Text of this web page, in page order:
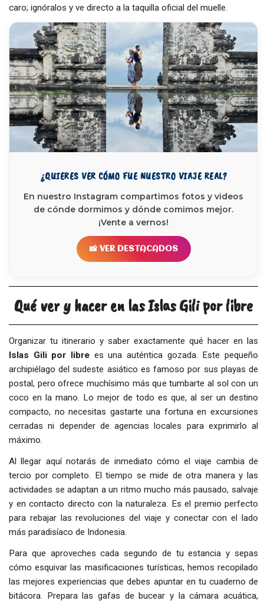
caro; ignóralos y ve directo a la taquilla oficial del muelle.
¿QUIERES VER CÓMO FUE NUESTRO VIAJE REAL?
En nuestro Instagram compartimos fotos y videos
de cónde dormimos y dónde comimos mejor.
¡Vente a vernos!
📸 VER DESTACADOS
Qué ver y hacer en las Islas Gili por libre
Organizar tu itinerario y saber exactamente qué hacer en las
Islas Gili por libre es una auténtica gozada. Este pequeño
archipiélago del sudeste asiático es famoso por sus playas de
postal, pero ofrece muchísimo más que tumbarte al sol con un
coco en la mano. Lo mejor de todo es que, al ser un destino
compacto, no necesitas gastarte una fortuna en excursiones
cerradas ni depender de agencias locales para exprimirlo al
máximo.
Al llegar aquí notarás de inmediato cómo el viaje cambia de
tercio por completo. El tiempo se mide de otra manera y las
actividades se adaptan a un ritmo mucho más pausado, salvaje
y en contacto directo con la naturaleza. Es el premio perfecto
para rebajar las revoluciones del viaje y conectar con el lado
más paradisíaco de Indonesia.
Para que aproveches cada segundo de tu estancia y sepas
cómo esquivar las masificaciones turísticas, hemos recopilado
las mejores experiencias que debes apuntar en tu cuaderno de
bitácora. Prepara las gafas de bucear y la cámara acuática,